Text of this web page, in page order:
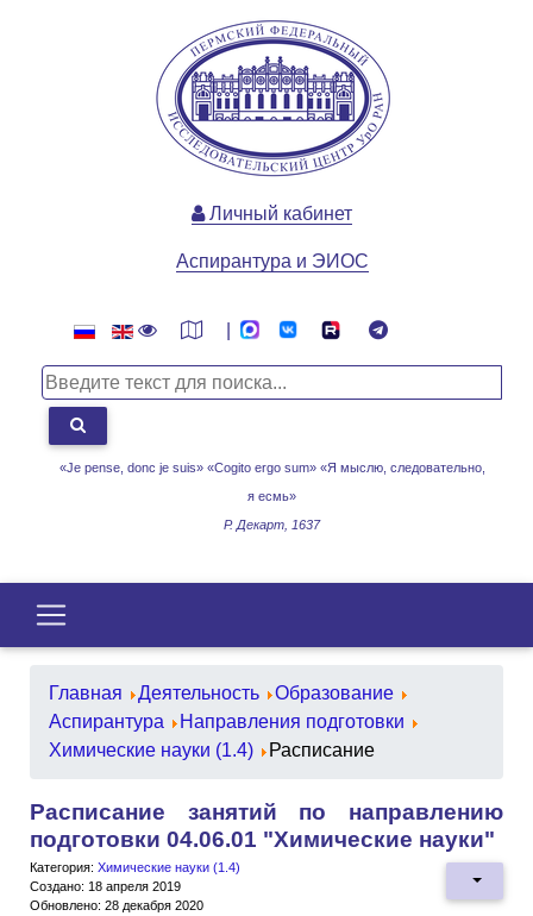
«Je pense, donc je suis» «Cogito ergo sum» «Я мыслю, следовательно,
я есмь»
Р. Декарт, 1637
Личный кабинет
Аспирантура и ЭИОС
Главная Деятельность
Образование
Аспирантура
Направления подготовки
Химические науки (1.4)
Расписание
Расписание занятий по направлению
подготовки 04.06.01 "Химические науки"
Категория: Химические науки (1.4)
Создано: 18 апреля 2019
Обновлено: 28 декабря 2020